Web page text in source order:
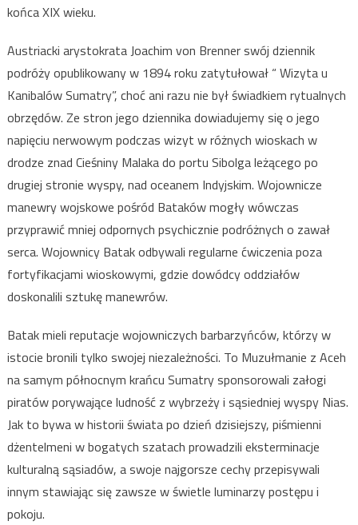
końca XIX wieku.
Austriacki arystokrata Joachim von Brenner swój dziennik
podróży opublikowany w 1894 roku zatytułował “ Wizyta u
Kanibalów Sumatry”, choć ani razu nie był świadkiem rytualnych
obrzędów. Ze stron jego dziennika dowiadujemy się o jego
napięciu nerwowym podczas wizyt w różnych wioskach w
drodze znad Cieśniny Malaka do portu Sibolga leżącego po
drugiej stronie wyspy, nad oceanem Indyjskim. Wojownicze
manewry wojskowe pośród Bataków mogły wówczas
przyprawić mniej odpornych psychicznie podróżnych o zawał
serca. Wojownicy Batak odbywali regularne ćwiczenia poza
fortyfikacjami wioskowymi, gdzie dowódcy oddziałów
doskonalili sztukę manewrów.
Batak mieli reputacje wojowniczych barbarzyńców, którzy w
istocie bronili tylko swojej niezależności. To Muzułmanie z Aceh
na samym północnym krańcu Sumatry sponsorowali załogi
piratów porywające ludność z wybrzeży i sąsiedniej wyspy Nias.
Jak to bywa w historii świata po dzień dzisiejszy, piśmienni
dżentelmeni w bogatych szatach prowadzili eksterminacje
kulturalną sąsiadów, a swoje najgorsze cechy przepisywali
innym stawiając się zawsze w świetle luminarzy postępu i
pokoju.